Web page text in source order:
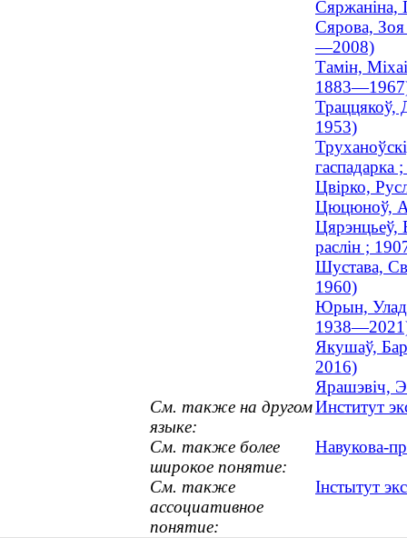
Сяржаніна,
Сярова, Зоя
—2008)
Тамін,
Траццякоў,
1953)
Цвірко,
Цюцюноў,
Цярэнцьеў,
раслін ;
Шустава,
1960)
Юрын,
Якушаў,
2016)
Ярашэвіч,
См. также на другом
языке:
Институт
См. также более
широкое понятие:
Навукова-
См. также
ассоциативное
понятие:
Інстытут